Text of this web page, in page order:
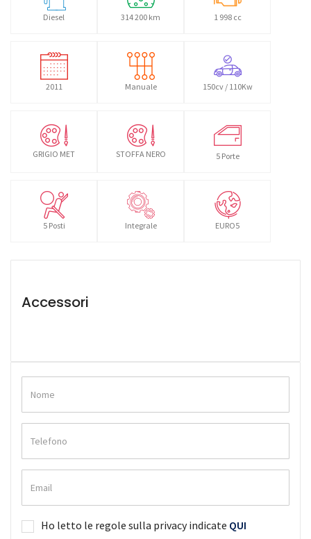
Diesel 314 200 km 1 998 cc
2011 Manuale 150cv / 110Kw
GRIGIO MET STOFFA NERO 5 Porte
5 Posti Integrale EURO5
Accessori
Ho letto le regole sulla privacy indicate QUI